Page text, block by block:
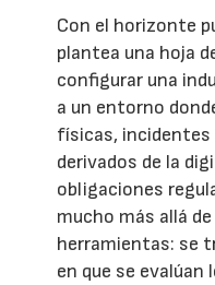
Con el horizonte
plantea una hoja
configurar una
a un entorno
físicas,
derivados de la
obligaciones
mucho más allá
herramientas: se
en que se evalúan